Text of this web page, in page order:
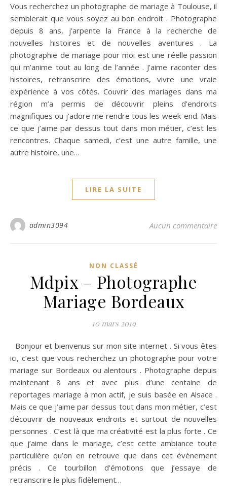
Vous recherchez un photographe de mariage à Toulouse, il
semblerait que vous soyez au bon endroit . Photographe
depuis 8 ans, j’arpente la France à la recherche de
nouvelles histoires et de nouvelles aventures . La
photographie de mariage pour moi est une réelle passion
qui m’anime tout au long de l’année . J’aime raconter des
histoires, retranscrire des émotions, vivre une vraie
expérience à vos côtés. Couvrir des mariages dans ma
région m’a permis de découvrir pleins d’endroits
magnifiques ou j’adore me rendre tous les week-end. Mais
ce que j’aime par dessus tout dans mon métier, c’est les
rencontres. Chaque samedi, c’est une autre famille, une
autre histoire, une…
LIRE LA SUITE
admin3094 Aucun commentaire
NON CLASSÉ
Mdpix – Photographe
Mariage Bordeaux
10 mars 2019
Bonjour et bienvenus sur mon site internet . Si vous êtes
ici, c’est que vous recherchez un photographe pour votre
mariage sur Bordeaux ou alentours . Photographe depuis
maintenant 8 ans et avec plus d’une centaine de
reportages mariage à mon actif, je suis basée en Alsace .
Mais ce que j’aime par dessus tout dans mon métier, c’est
découvrir de nouveaux endroits et surtout de nouvelles
personnes . C’est là que ma créativité est la plus forte . Ce
que j’aime dans le mariage, c’est cette ambiance toute
particulière qu’on en retrouve que dans cet évènement
précis . Ce tourbillon d’émotions que j’essaye de
retranscrire le plus fidèlement…